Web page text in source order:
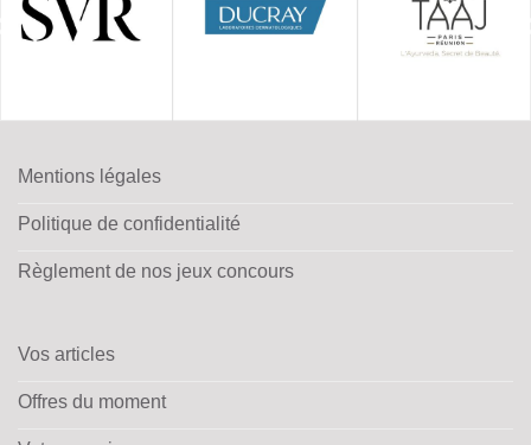
Mentions légales
Politique de confidentialité
Règlement de nos jeux concours
Vos articles
Offres du moment